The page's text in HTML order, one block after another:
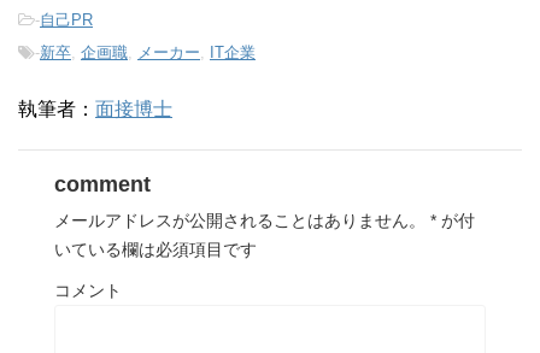
-自己PR
-新卒 企画職 メーカー IT企業
執筆者： 面接博士
comment
メールアドレスが公開されることはありません。 * が付
いている欄は必須項目です
コメント